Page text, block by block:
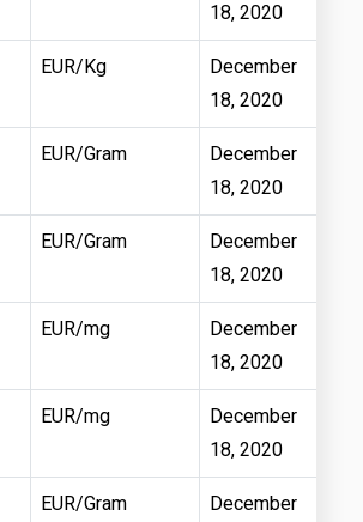
18, 2020
EUR/Kg
December
18, 2020
EUR/Gram
December
18, 2020
EUR/Gram
December
18, 2020
EUR/mg
December
18, 2020
EUR/mg
December
18, 2020
EUR/Gram
December